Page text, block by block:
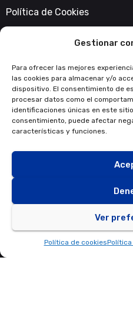
Gestionar
Para ofrecer las mejores
las cookies para almacenar y/o
dispositivo. El consentimiento de
procesar datos como el
identificaciones únicas en este
consentimiento, puede afectar
características y funciones.
Ver
Política de cookies
Política de Cookies
Contacta con nosotros